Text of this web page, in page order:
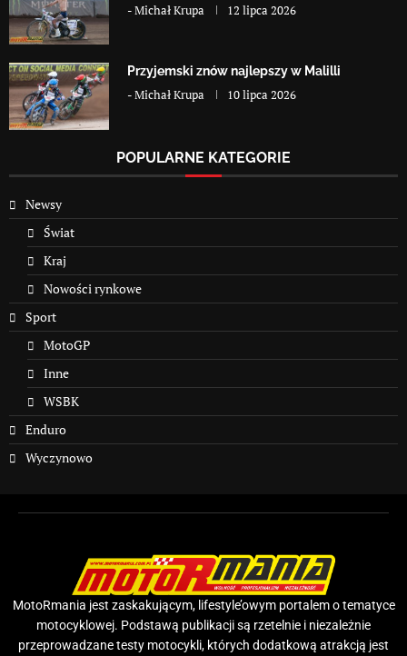
-Michał Krupa 12 lipca 2026
Przyjemski znów najlepszy w Malilli
-Michał Krupa 10 lipca 2026
POPULARNE KATEGORIE
Newsy
Świat
Kraj
Nowości rynkowe
Sport
MotoGP
Inne
WSBK
Enduro
Wyczynowo
MotoRmania jest zaskakującym, lifestyle’owym portalem o tematyce
motocyklowej. Podstawą publikacji są rzetelnie i niezależnie
przeprowadzane testy motocykli, których dodatkową atrakcją jest